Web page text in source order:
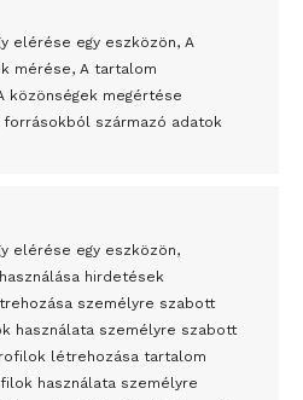
elérése egy eszközön, A
mérése, A tartalom
közönségek megértése
származó adatok
elérése egy eszközön,
hirdetések
személyre szabott
használata személyre szabott
létrehozása tartalom
használata személyre
összecsapások Bahmutnál
művét miután elégették.
művei szabadon